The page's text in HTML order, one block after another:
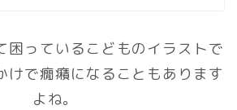
困っているこどものイラストで
けで癇癪になることもあります
よね。